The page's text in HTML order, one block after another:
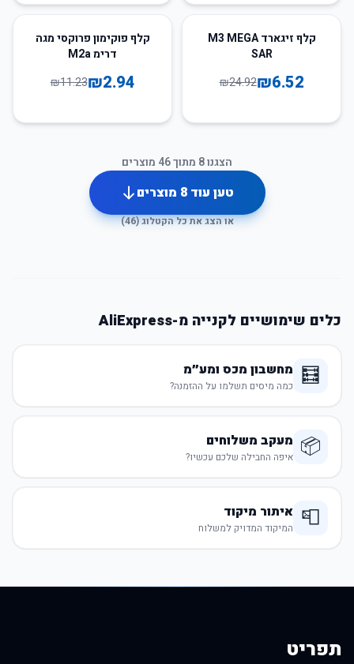
74
קלף זיגארד M3 MEGA
SAR
₪6.52
₪24.92
74
קלף פוקימון פרוקסי מגה
דרימ M2a
₪2.94
₪11.23
הצגנו8 מתוך46 מוצרים
טען עוד8 מוצרים
או הצג את כל הקטלוג (46
)
כלים שימושיים לקנייה מ-AliExpress
🧮 מחשבון מכס ומע״מ
כמה מיסים תשלמו על ההזמנה?
📦 מעקב משלוחים
איפה החבילה שלכם עכשיו?
📮 איתור מיקוד
המיקוד המדויק למשלוח
תפריט